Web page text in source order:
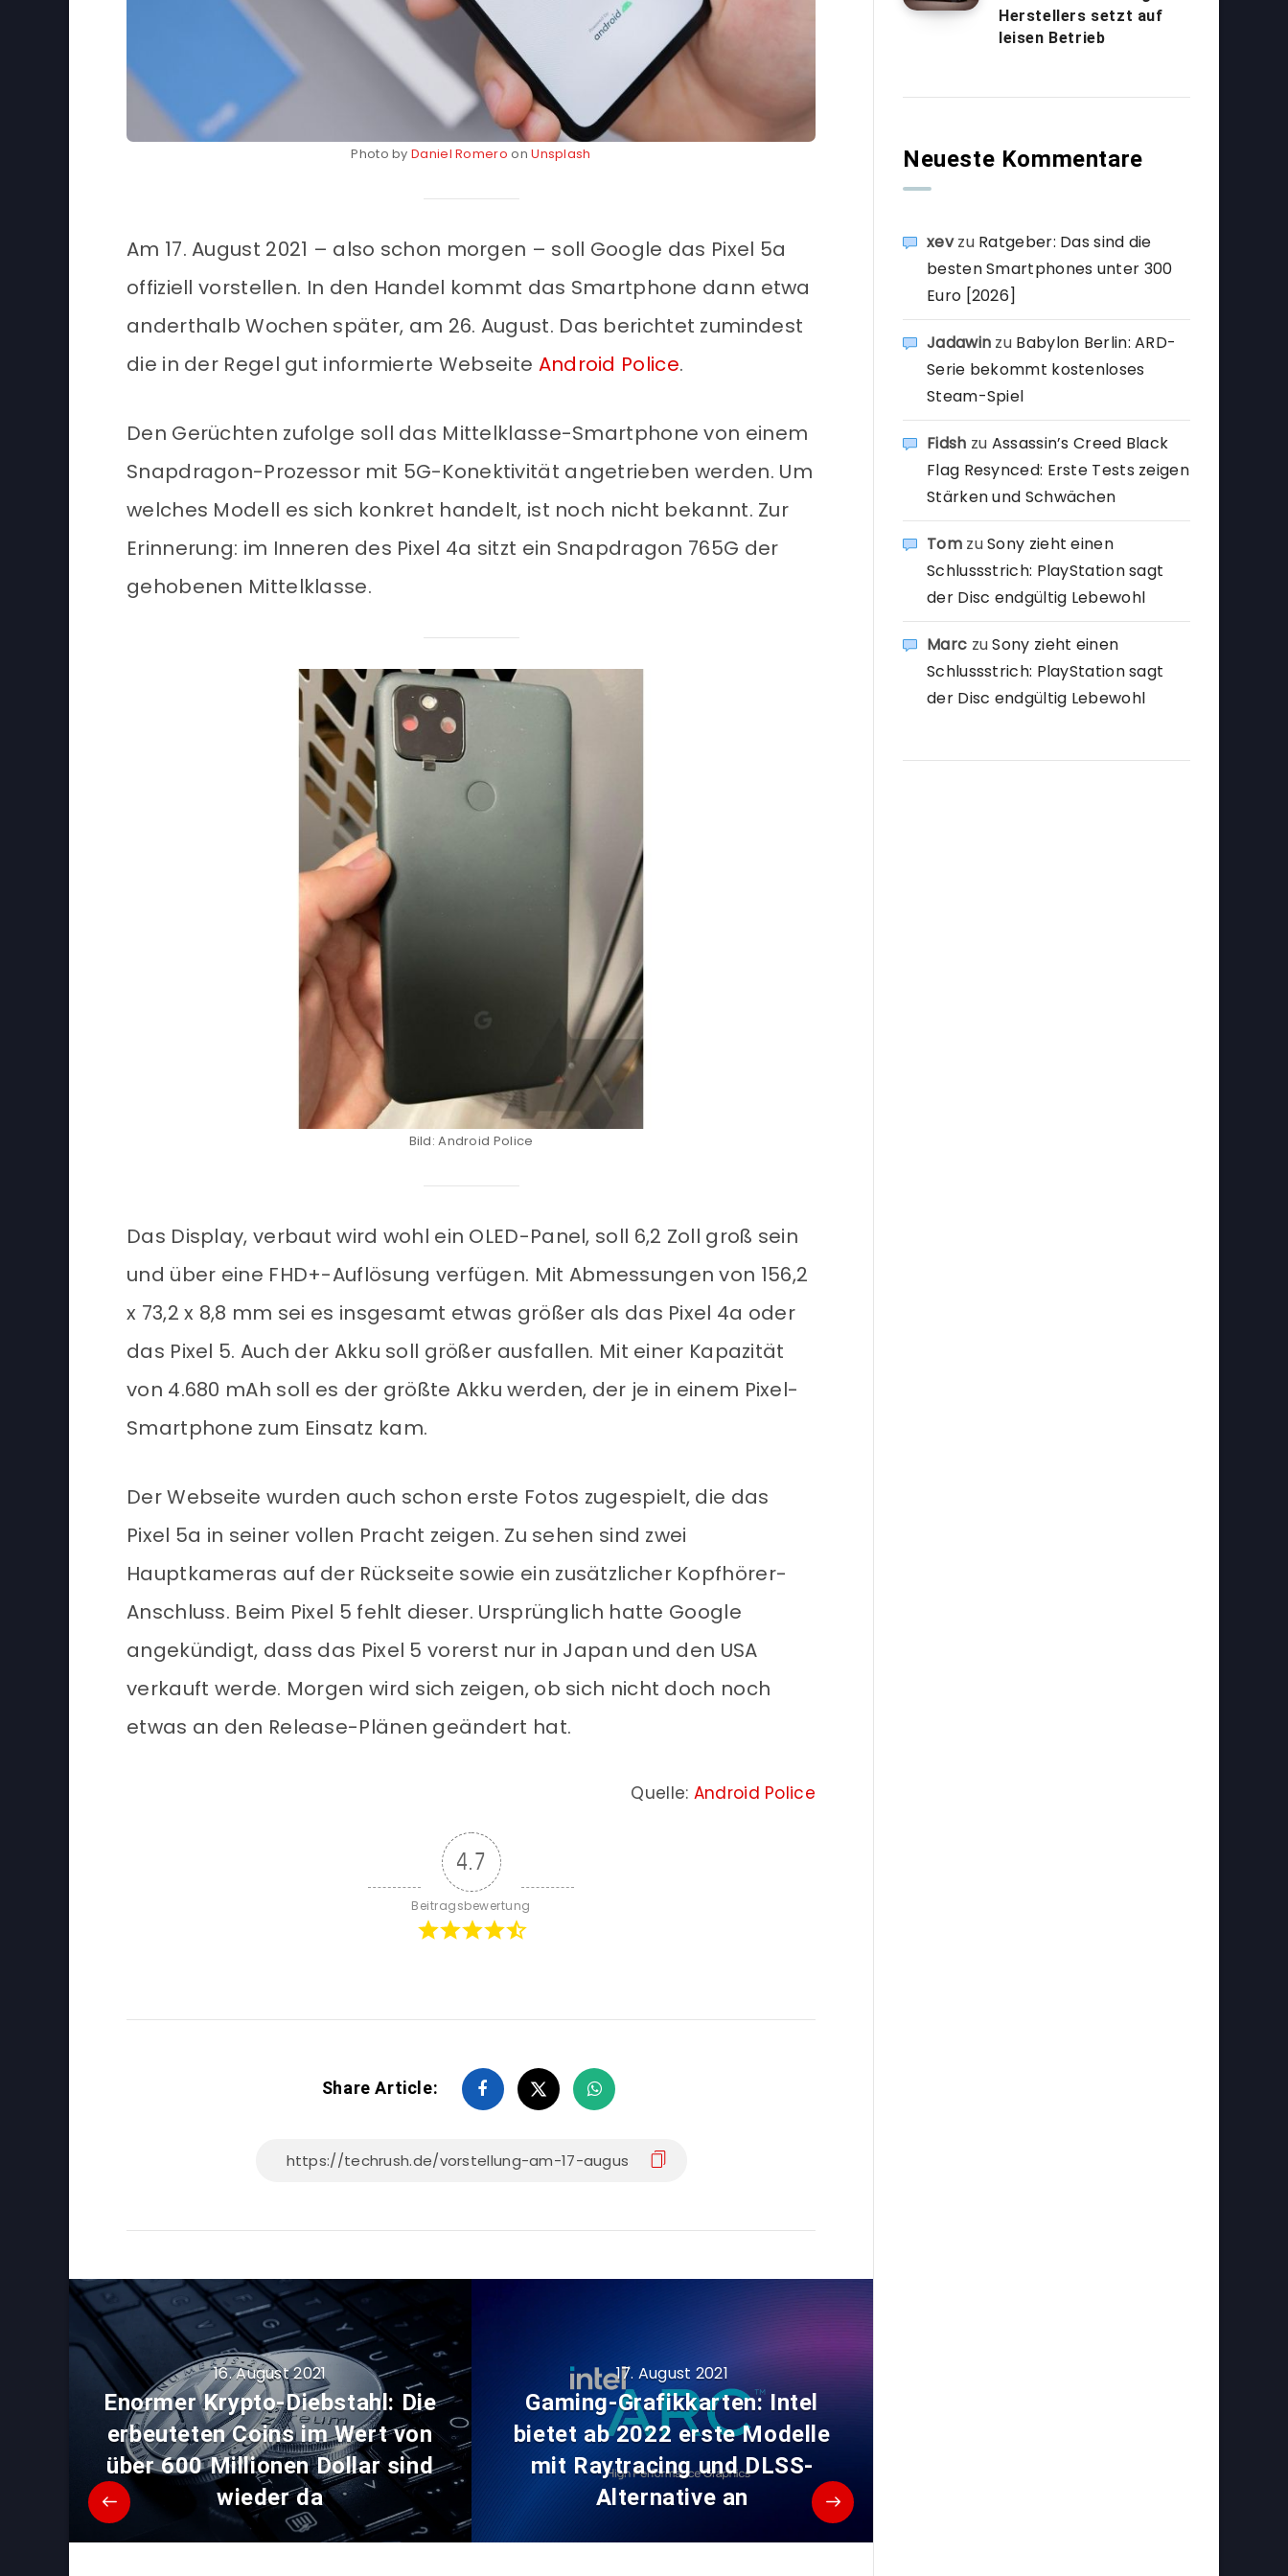
Photo byDaniel Romero onUnsplash
Am 17. August 2021 – also schon morgen – soll Google das Pixel 5a
offiziell vorstellen. In den Handel kommt das Smartphone dann etwa
anderthalb Wochen später, am 26. August. Das berichtet zumindest
die in der Regel gut informierte Webseite Android Police.
Den Gerüchten zufolge soll das Mittelklasse-Smartphone von einem
Snapdragon-Prozessor mit 5G-Konektivität angetrieben werden. Um
welches Modell es sich konkret handelt, ist noch nicht bekannt. Zur
Erinnerung: im Inneren des Pixel 4a sitzt ein Snapdragon 765G der
gehobenen Mittelklasse.
Bild: Android Police
Das Display, verbaut wird wohl ein OLED-Panel, soll 6,2 Zoll groß sein
und über eine FHD+-Auflösung verfügen. Mit Abmessungen von 156,2
x 73,2 x 8,8 mm sei es insgesamt etwas größer als das Pixel 4a oder
das Pixel 5. Auch der Akku soll größer ausfallen. Mit einer Kapazität
von 4.680 mAh soll es der größte Akku werden, der je in einem Pixel-
Smartphone zum Einsatz kam.
Der Webseite wurden auch schon erste Fotos zugespielt, die das
Pixel 5a in seiner vollen Pracht zeigen. Zu sehen sind zwei
Hauptkameras auf der Rückseite sowie ein zusätzlicher Kopfhörer-
Anschluss. Beim Pixel 5 fehlt dieser. Ursprünglich hatte Google
angekündigt, dass das Pixel 5 vorerst nur in Japan und den USA
verkauft werde. Morgen wird sich zeigen, ob sich nicht doch noch
etwas an den Release-Plänen geändert hat.
Quelle: Android Police
4.7
Beitragsbewertung
Share Article:
16. August 2021
Enormer Krypto-Diebstahl: Die
erbeuteten Coins im Wert von
über 600 Millionen Dollar sind
wieder da
17. August 2021
Gaming-Grafikkarten: Intel
bietet ab 2022 erste Modelle
mit Raytracing und DLSS-
Alternative an
Herstellers setzt auf
leisen Betrieb
Neueste Kommentare
xevzu Ratgeber: Das sind die
besten Smartphones unter 300
Euro [2026]
Jadawin zu Babylon Berlin: ARD-
Serie bekommt kostenloses
Steam-Spiel
Fidsh zu Assassin’s Creed Black
Flag Resynced: Erste Tests zeigen
Stärken und Schwächen
TomzuSony zieht einen
Schlussstrich: PlayStation sagt
der Disc endgültig Lebewohl
Marc zuSony zieht einen
Schlussstrich: PlayStation sagt
der Disc endgültig Lebewohl